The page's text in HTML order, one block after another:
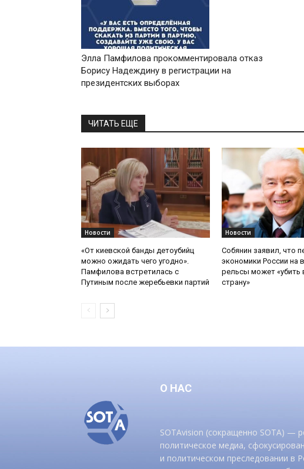
Элла Памфилова прокомментировала отказ
Борису Надеждину в регистрации на
президентских выборах
ЧИТАТЬ ЕЩЕ
Новости
«От киевской банды детоубийц
можно ожидать чего угодно».
Памфилова встретилась с
Путиным после жеребьевки партий
Новости
Собянин заявил, что
экономики России на
рельсы может «убить
страну»
О НАС
SOTAvision (сокращенно SOTA) —
политическое медиа,
и политическом преследовании в